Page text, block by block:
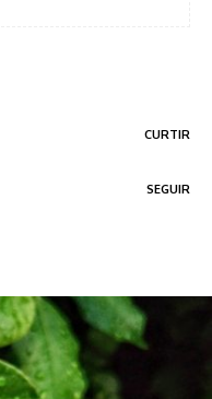
CURTIR
SEGUIR